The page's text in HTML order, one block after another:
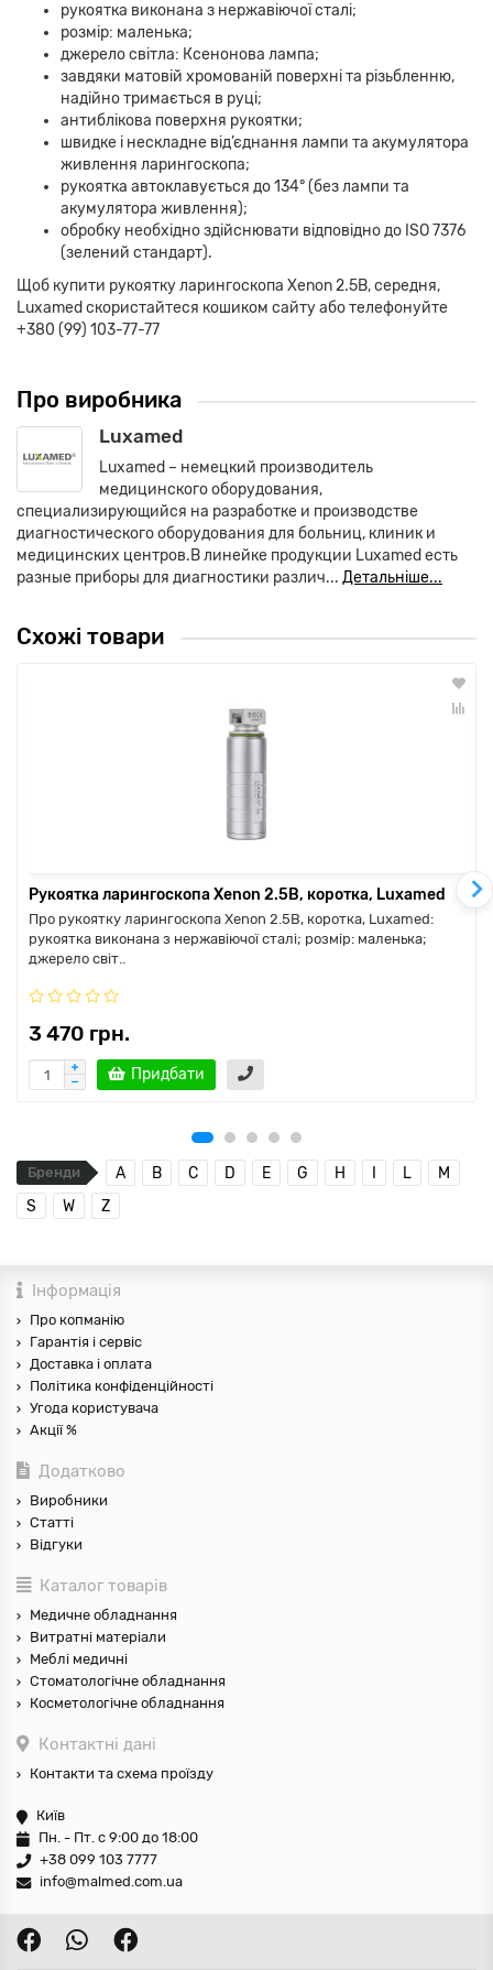
рукоятка виконана з нержавіючої сталі;
розмір: маленька;
джерело світла: Ксенонова лампа;
завдяки матовій хромованій поверхні та різьбленню,
надійно тримається в руці;
антиблікова поверхня рукоятки;
швидке і нескладне від’єднання лампи та акумулятора
живлення ларингоскопа;
рукоятка автоклавується до 134° (без лампи та
акумулятора живлення);
обробку необхідно здійснювати відповідно до ISO 7376
(зелений стандарт).
Щоб купити рукоятку ларингоскопа Xenon 2.5В, середня,
Luxamed скористайтеся кошиком сайту або телефонуйте
+380 (99) 103-77-77
Про виробника
Luxamed
Luxamed – немецкий производитель
медицинского оборудования,
специализирующийся на разработке и производстве
диагностического оборудования для больниц, клиник и
медицинских центров.В линейке продукции Luxamed есть
разные приборы для диагностики различ... Детальніше...
Схожі товари
Рукоятка ларингоскопа Xenon 2.5В, коротка, Luxamed
Про рукоятку ларингоскопа Xenon 2.5В, коротка, Luxamed:
рукоятка виконана з нержавіючої сталі; розмір: маленька;
джерело світ..
3 470 грн.
Придбати
Бренди A B C D E G H I L
M
S
W Z
Інформація
Про копманію
Гарантія і сервіс
Доставка і оплата
Політика конфіденційності
Угода користувача
Акції %
Додатково
Виробники
Статті
Відгуки
Каталог товарів
Медичне обладнання
Витратні матеріали
Меблі медичні
Стоматологічне обладнання
Косметологічне обладнання
Контактні дані
Контакти та схема проїзду
Київ
Пн. - Пт. с 9:00 до 18:00
+38 099 103 7777
info@malmed.com.ua